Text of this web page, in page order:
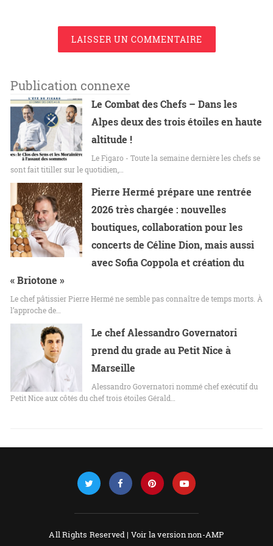
LAISSER UN COMMENTAIRE
Publication connexe
Le Combat des Chefs – Dans les
Alpes deux des trois étoiles en haute
altitude !
Le Figaro - Toute la semaine dernière les chefs se
sont fait titiller sur le quotidien,…
Pierre Hermé prépare une rentrée
2026 très chargée : nouvelles
boutiques, collaboration pour les
concerts de Céline Dion, mais aussi
avec Sofia Coppola et création du
« Briotone »
Le chef pâtissier Pierre Hermé ne semble pas connaître de temps morts. À
l’approche de…
Le chef Alessandro Governatori
prend du grade au Petit Nice à
Marseille
Alessandro Governatori nommé chef exécutif du
Petit Nice aux côtés du chef trois étoiles Gérald…
All Rights Reserved | Voir la version non-AMP